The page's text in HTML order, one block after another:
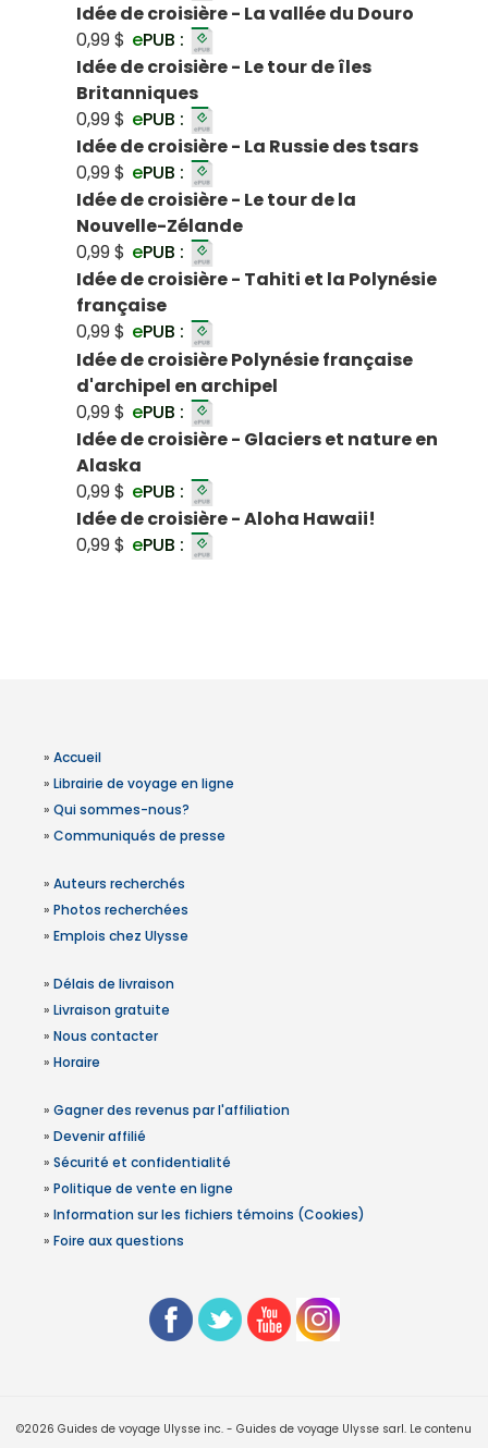
Idée de croisière - La vallée du Douro
0,99 $ ePUB :
Idée de croisière - Le tour de îles
Britanniques
0,99 $ ePUB :
Idée de croisière - La Russie des tsars
0,99 $ ePUB :
Idée de croisière - Le tour de la
Nouvelle-Zélande
0,99 $ ePUB :
Idée de croisière - Tahiti et la Polynésie
française
0,99 $ ePUB :
Idée de croisière Polynésie française
d'archipel en archipel
0,99 $ ePUB :
Idée de croisière - Glaciers et nature en
Alaska
0,99 $ ePUB :
Idée de croisière - Aloha Hawaii!
0,99 $ ePUB :
» Accueil
» Librairie de voyage en ligne
» Qui sommes-nous?
» Communiqués de presse
» Auteurs recherchés
» Photos recherchées
» Emplois chez Ulysse
» Délais de livraison
» Livraison gratuite
» Nous contacter
» Horaire
» Gagner des revenus par l'affiliation
» Devenir affilié
» Sécurité et confidentialité
» Politique de vente en ligne
» Information sur les fichiers témoins (Cookies)
» Foire aux questions
©2026 Guides de voyage Ulysse inc. - Guides de voyage Ulysse sarl. Le contenu